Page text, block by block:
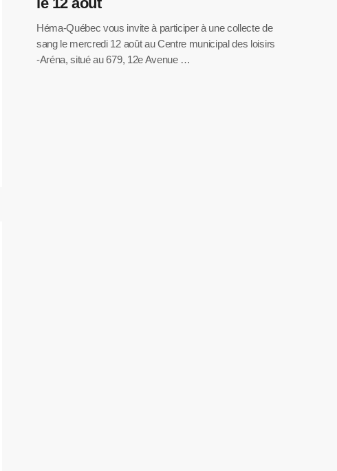
Héma-Québec vous invite à participer à une collecte de
sang le mercredi 12 août au Centre municipal des loisirs
-Aréna, situé au 679, 12e Avenue …